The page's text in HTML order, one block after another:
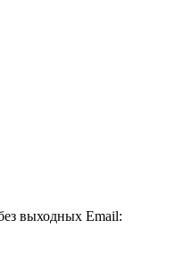
выходных Email: